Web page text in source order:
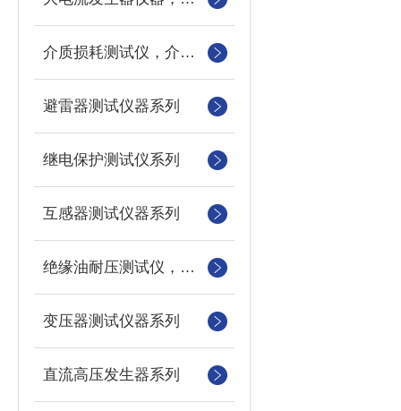
介质损耗测试仪，介损测试仪
避雷器测试仪器系列
继电保护测试仪系列
互感器测试仪器系列
绝缘油耐压测试仪，绝缘油介电强度测试仪，油杯
变压器测试仪器系列
直流高压发生器系列